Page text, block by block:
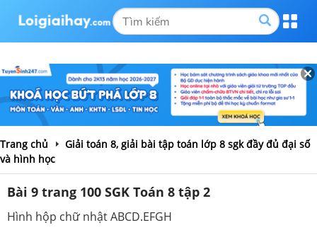
Trang chủ
Giải toán 8, giải bài tập toán lớp 8 sgk đầy đủ đại số
và hình học
Bài 9 trang 100 SGK Toán 8 tập 2
Hình hộp chữ nhật ABCD.EFGH